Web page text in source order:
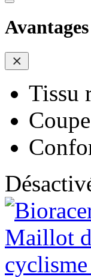
Avantages
Tissu